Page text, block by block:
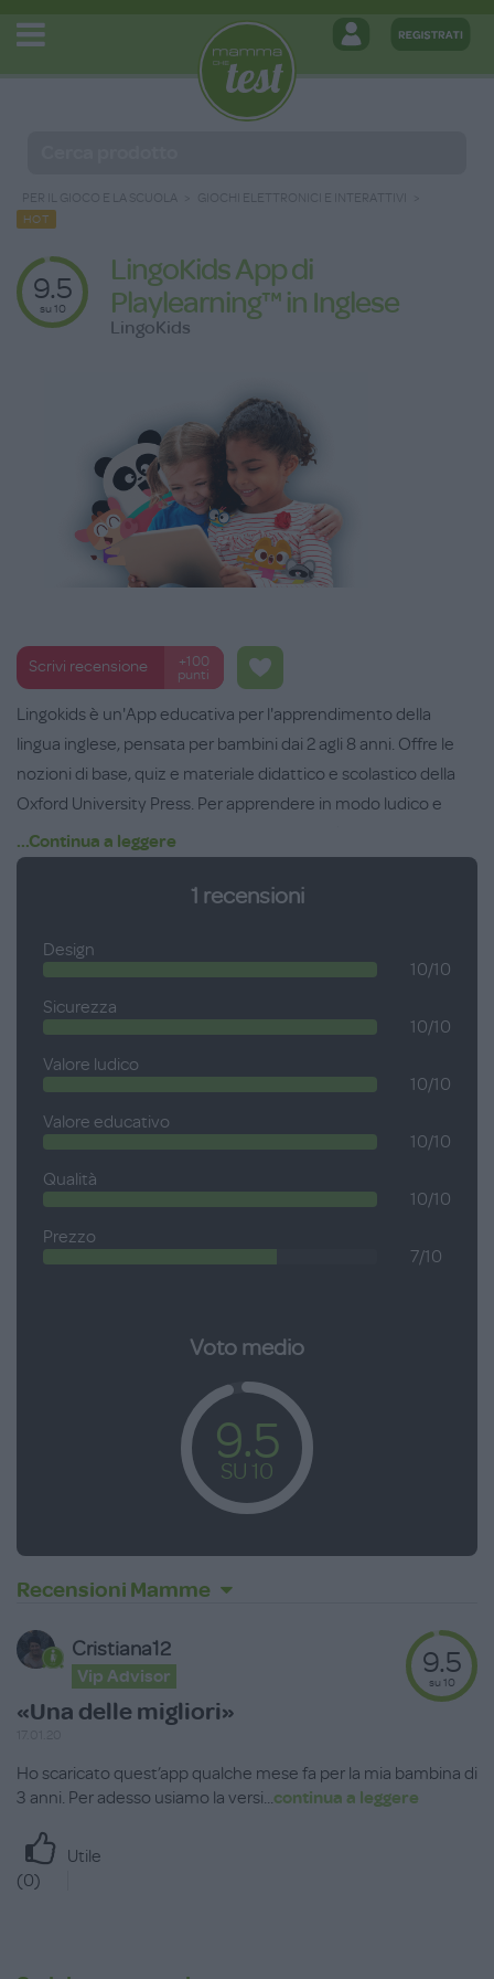
PER IL GIOCO E LA SCUOLA GIOCHI ELETTRONICI E INTERATTIVI
HOT
9.5
su 10
LingoKids App di
Playlearning™ in Inglese
LingoKids
Scrivi recensione
+100
punti
Lingokids è un'App educativa per l'apprendimento della
lingua inglese, pensata per bambini dai 2 agli 8 anni. Offre le
nozioni di base, quiz e materiale didattico e scolastico della
Oxford University Press. Per apprendere in modo ludico e
divertente attraverso il gioco e l'interattività, personalizzabile
per ogni bambino, a seconda dell'età e del livello.
Età consigliata: 2-8 anni.
...Continua a leggere
1 recensioni
Design
10/10
Sicurezza
10/10
Valore ludico
10/10
Valore educativo
10/10
Qualità
10/10
Prezzo
7/10
Voto medio
9.5
SU 10
Recensioni Mamme
Cristiana12
Vip Advisor
«Una delle migliori»
9.5
su 10
Ho scaricato quest’app qualche mese fa per la mia bambina di
3 anni. Per adesso usiamo la versi...continua a leggere
Utile
(0)